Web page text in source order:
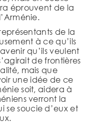
éprouvent de la
de la
à ce qu’ils
qu’ils veulent
de frontières
mais que
une idée de ce
soit, aidera à
verront la
se soucie d’eux et